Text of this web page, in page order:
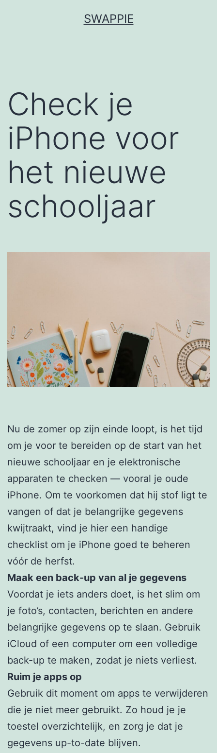
SWAPPIE
Check je
iPhone voor
het nieuwe
schooljaar
Nu de zomer op zijn einde loopt, is het tijd
om je voor te bereiden op de start van het
nieuwe schooljaar en je elektronische
apparaten te checken — vooral je oude
iPhone. Om te voorkomen dat hij stof ligt te
vangen of dat je belangrijke gegevens
kwijtraakt, vind je hier een handige
checklist om je iPhone goed te beheren
vóór de herfst.
Maak een back-up van al je gegevens
Voordat je iets anders doet, is het slim om
je foto’s, contacten, berichten en andere
belangrijke gegevens op te slaan. Gebruik
iCloud of een computer om een volledige
back-up te maken, zodat je niets verliest.
Ruim je apps op
Gebruik dit moment om apps te verwijderen
die je niet meer gebruikt. Zo houd je je
toestel overzichtelijk, en zorg je dat je
gegevens up-to-date blijven.